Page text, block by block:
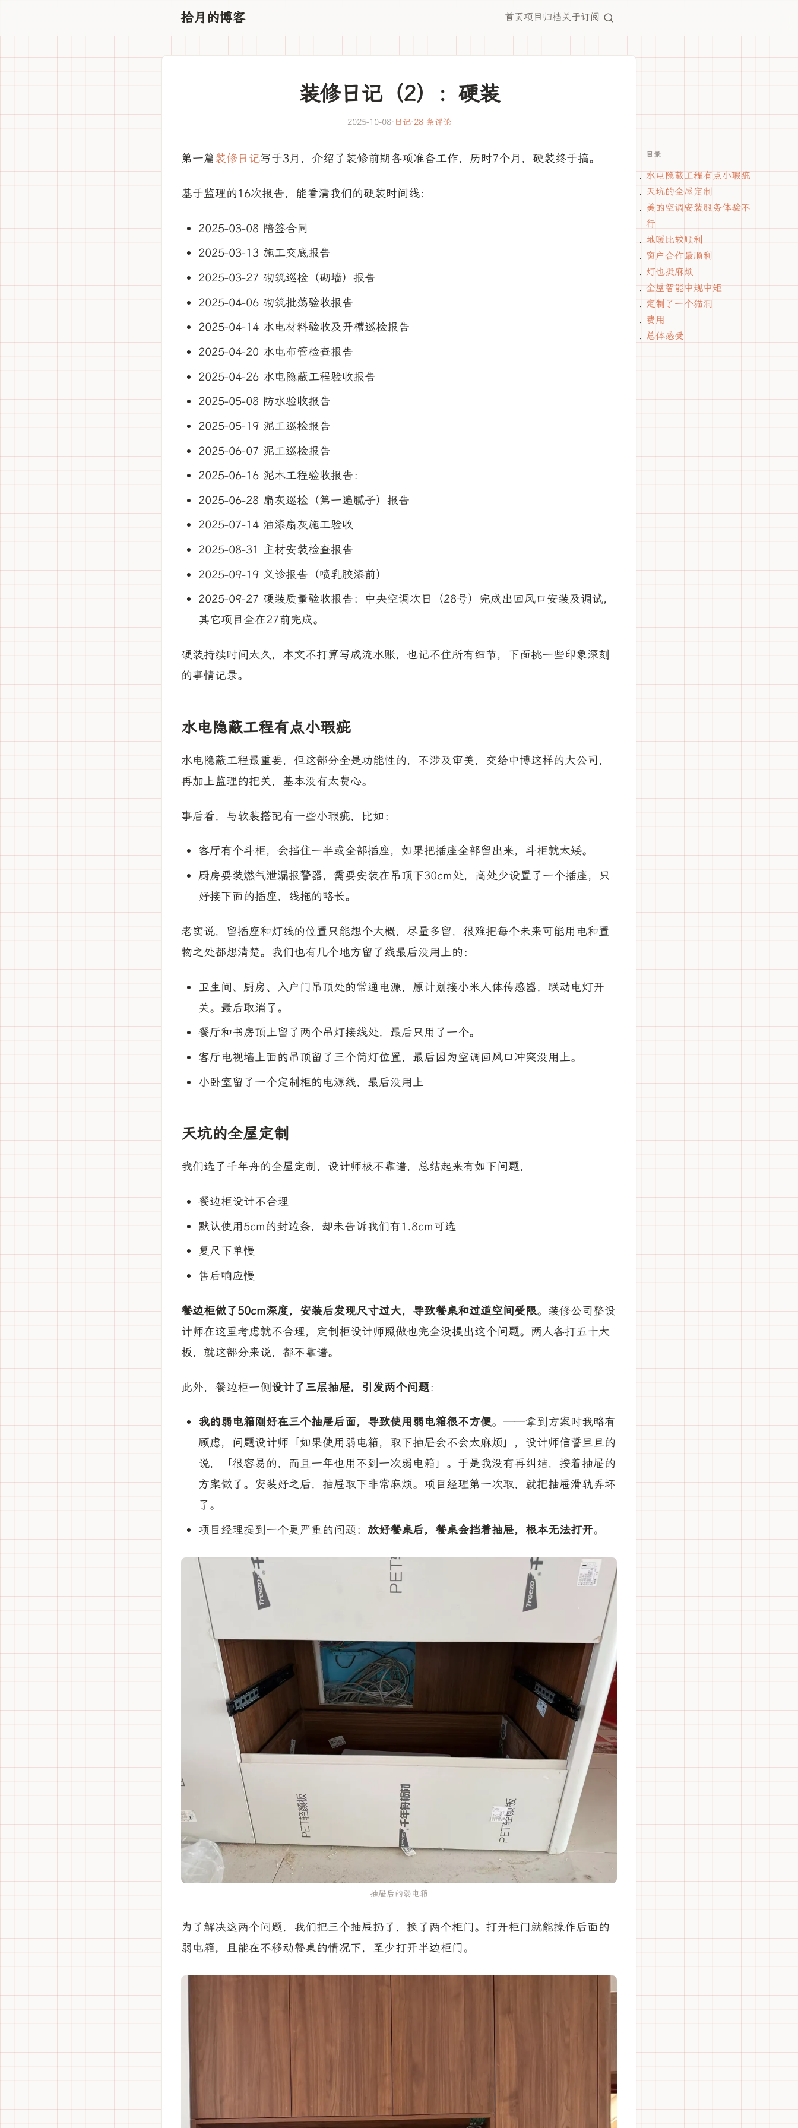
拾月的博客 首页项目 归档关于订阅
装修日记（2）：硬装
2025-10-08· 日记·28 条评论
第一篇装修日记写于3月，介绍了装修前期各项准备工作，历时7个月，硬装终于搞。
基于监理的16次报告，能看清我们的硬装时间线：
2025-03-08 陪签合同
2025-03-13 施工交底报告
2025-03-27 砌筑巡检（砌墙）报告
2025-04-06 砌筑批荡验收报告
2025-04-14 水电材料验收及开槽巡检报告
2025-04-20 水电布管检查报告
2025-04-26 水电隐蔽工程验收报告
2025-05-08 防水验收报告
2025-05-19 泥工巡检报告
2025-06-07 泥工巡检报告
2025-06-16 泥木工程验收报告：
2025-06-28 扇灰巡检（第一遍腻子）报告
2025-07-14 油漆扇灰施工验收
2025-08-31 主材安装检查报告
2025-09-19 义诊报告（喷乳胶漆前）
2025-09-27 硬装质量验收报告：中央空调次日（28号）完成出回风口安装及调试，
其它项目全在27前完成。
硬装持续时间太久，本文不打算写成流水账，也记不住所有细节，下面挑一些印象深刻
的事情记录。
水电隐蔽工程有点小瑕疵
水电隐蔽工程最重要，但这部分全是功能性的，不涉及审美，交给中博这样的大公司，
再加上监理的把关，基本没有太费心。
事后看，与软装搭配有一些小瑕疵，比如：
客厅有个斗柜，会挡住一半或全部插座，如果把插座全部留出来，斗柜就太矮。
厨房要装燃气泄漏报警器，需要安装在吊顶下30cm处，高处少设置了一个插座，只
好接下面的插座，线拖的略长。
老实说，留插座和灯线的位置只能想个大概，尽量多留，很难把每个未来可能用电和置
物之处都想清楚。我们也有几个地方留了线最后没用上的：
卫生间、厨房、入户门吊顶处的常通电源，原计划接小米人体传感器，联动电灯开
关。最后取消了。
餐厅和书房顶上留了两个吊灯接线处，最后只用了一个。
客厅电视墙上面的吊顶留了三个筒灯位置，最后因为空调回风口冲突没用上。
小卧室留了一个定制柜的电源线，最后没用上
天坑的全屋定制
我们选了千年舟的全屋定制，设计师极不靠谱，总结起来有如下问题，
餐边柜设计不合理
默认使用5cm的封边条，却未告诉我们有1.8cm可选
复尺下单慢
售后响应慢
餐边柜做了50cm深度，安装后发现尺寸过大，导致餐桌和过道空间受限。装修公司整设
计师在这里考虑就不合理，定制柜设计师照做也完全没提出这个问题。两人各打五十大
板，就这部分来说，都不靠谱。
此外，餐边柜一侧 设计了三层抽屉，引发两个问题：
我的弱电箱刚好在三个抽屉后面，导致使用弱电箱很不方便。——拿到方案时我略有
顾虑，问题设计师「如果使用弱电箱，取下抽屉会不会太麻烦」，设计师信誓旦旦的
说，「很容易的，而且一年也用不到一次弱电箱」。于是我没有再纠结，按着抽屉的
方案做了。安装好之后，抽屉取下非常麻烦。项目经理第一次取，就把抽屉滑轨弄坏
了。
项目经理提到一个更严重的问题： 放好餐桌后，餐桌会挡着抽屉，根本无法打开。
抽屉后的弱电箱
为了解决这两个问题，我们把三个抽屉扔了，换了两个柜门。打开柜门就能操作后面的
弱电箱，且能在不移动餐桌的情况下，至少打开半边柜门。
目录
水电隐蔽工程有点小瑕疵
天坑的全屋定制
美的空调安装服务体验不
行
地暖比较顺利
窗户合作最顺利
灯也挺麻烦
全屋智能中规中矩
定制了一个猫洞
费用
总体感受